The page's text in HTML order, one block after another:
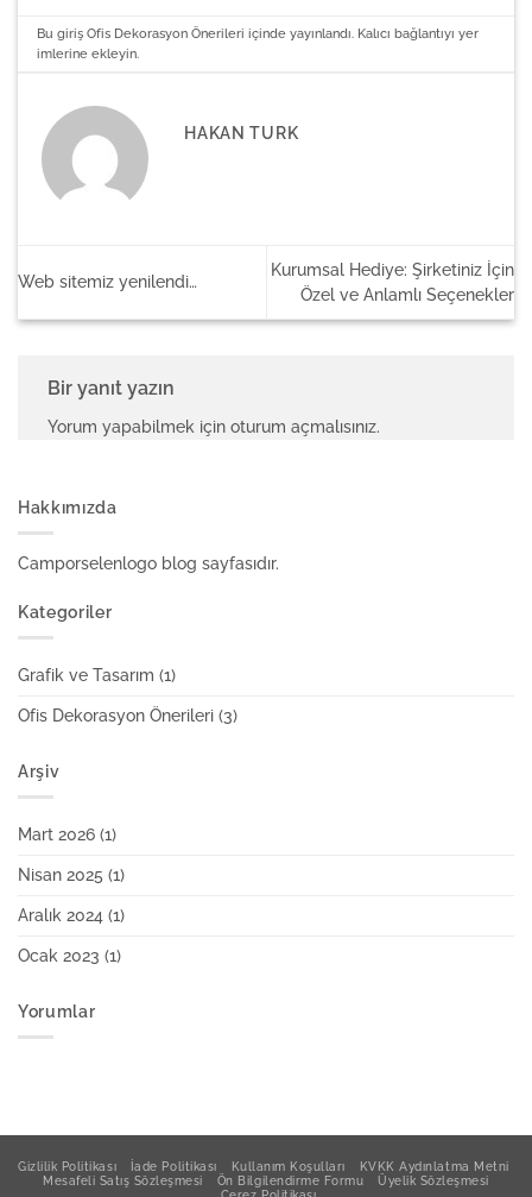
Bu girişOfis Dekorasyon Önerileri içinde yayınlandı. Kalıcı bağlantıyı yer
imlerine ekleyin.
HAKAN TURK
Web sitemiz yenilendi…
Kurumsal Hediye: Şirketiniz İçin
Özel ve Anlamlı Seçenekler
Bir yanıt yazın
Yorum yapabilmek için oturum açmalısınız.
Hakkımızda
Camporselenlogo blog sayfasıdır.
Kategoriler
Grafik ve Tasarım (1)
Ofis Dekorasyon Önerileri (3)
Arşiv
Mart 2026 (1)
Nisan 2025 (1)
Aralık 2024 (1)
Ocak 2023 (1)
Yorumlar
Gizlilik Politikası İade Politikası Kullanım Koşulları
KVKK Aydınlatma Metni
Mesafeli Satış Sözleşmesi
Ön Bilgilendirme Formu
Üyelik Sözleşmesi
Çerez Politikası